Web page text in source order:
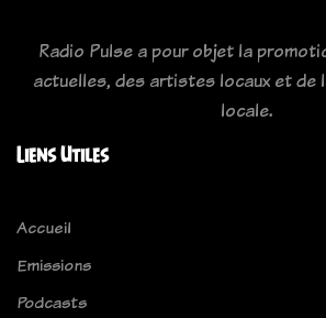
Radio Pulse a pour objet la
actuelles, des artistes locaux et de
locale.
Liens Utiles
Accueil
Emissions
Podcasts